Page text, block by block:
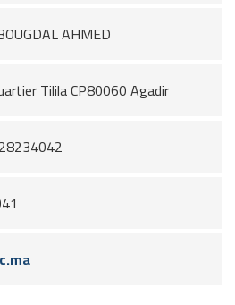
AHMED
Tilila CP80060 Agadir